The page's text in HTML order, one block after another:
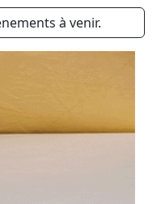
à venir.